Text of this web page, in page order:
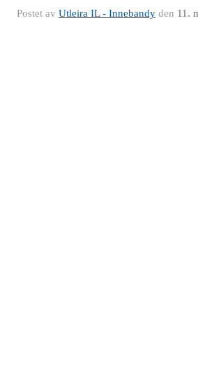
Postet av Utleira IL - Innebandy den 11.